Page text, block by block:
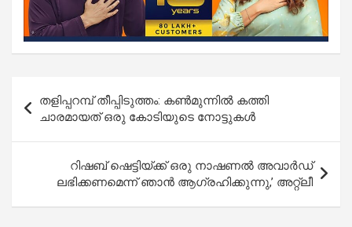
navigation
തളിപ്പറമ്പ് തീപ്പിടുത്തം: കണ്‍മുന്നില്‍ കത്തി
ചാരമായത് ഒരു കോടിയുടെ നോട്ടുകള്‍
റിഷബ് ഷെട്ടിയ്ക്ക് ഒരു നാഷണൽ അവാർഡ്
ലഭിക്കണമെന്ന് ഞാൻ ആഗ്രഹിക്കുന്നു,’ അറ്റ്ലീ